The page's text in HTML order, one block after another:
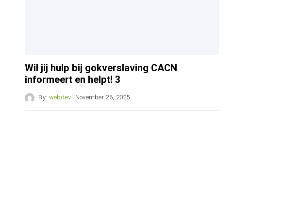
Wil jij hulp bij gokverslaving CACN
informeert en helpt! 3
By: webdev November 26, 2025